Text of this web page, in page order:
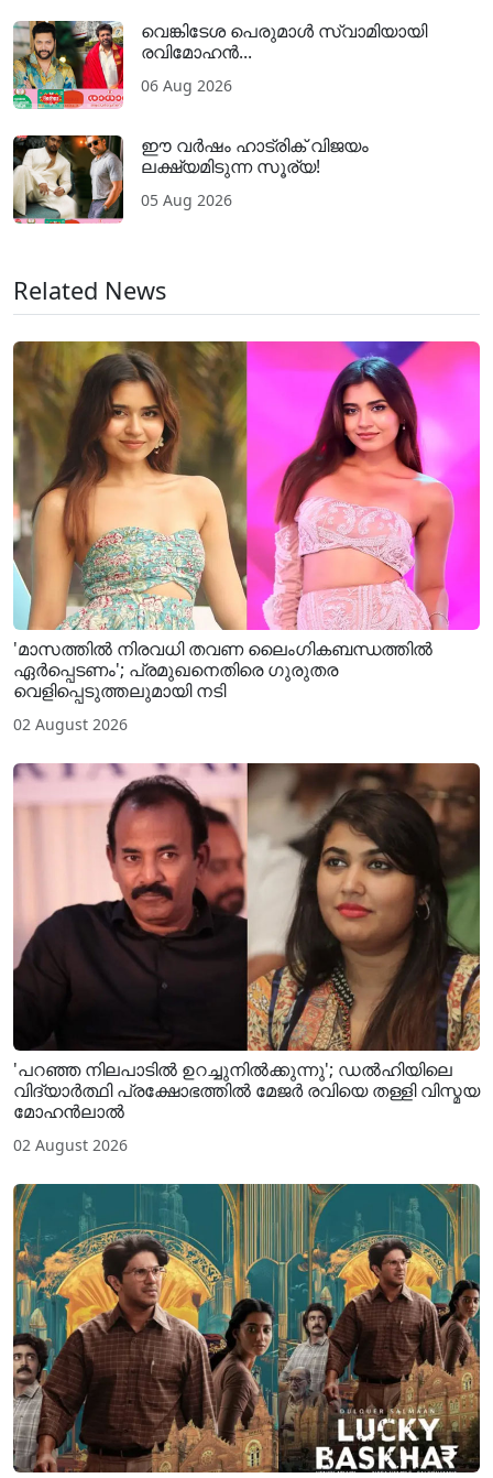
വെങ്കിടേശ പെരുമാൾ സ്വാമിയായി
രവിമോഹൻ...
06 Aug 2026
ഈ വർഷം ഹാട്രിക് വിജയം
ലക്ഷ്യമിടുന്ന സൂര്യ!
05 Aug 2026
Related News
'മാസത്തിൽ നിരവധി തവണ ലൈം​ഗികബന്ധത്തിൽ
ഏർപ്പെടണം'; പ്രമുഖനെതിരെ ​ഗുരുതര
വെളിപ്പെടുത്തലുമായി നടി
02 August 2026
'പറഞ്ഞ നിലപാടിൽ ഉറച്ചുനിൽക്കുന്നു'; ഡൽഹിയിലെ
വിദ്യാർത്ഥി പ്രക്ഷോഭത്തിൽ മേജർ രവിയെ തള്ളി വിസ്മയ
മോഹൻലാൽ
02 August 2026